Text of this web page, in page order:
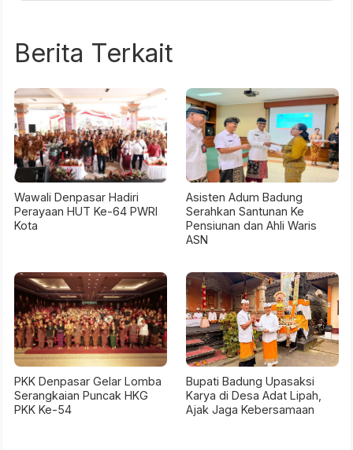
Berita Terkait
Wawali Denpasar Hadiri
Perayaan HUT Ke-64 PWRI
Kota
Asisten Adum Badung
Serahkan Santunan Ke
Pensiunan dan Ahli Waris
ASN
PKK Denpasar Gelar Lomba
Serangkaian Puncak HKG
PKK Ke-54
Bupati Badung Upasaksi
Karya di Desa Adat Lipah,
Ajak Jaga Kebersamaan